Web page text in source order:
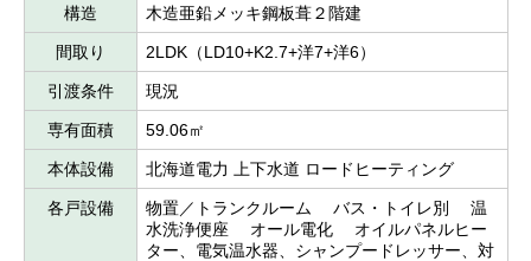
構造 木造亜鉛メッキ鋼板葺２階建
間取り 2LDK（LD10+K2.7+洋7+洋6）
引渡条件 現況
専有面積 59.06㎡
本体設備 北海道電力 上下水道 ロードヒーティング
各戸設備
物置／トランクルーム バス・トイレ別 温
水洗浄便座 オール電化 オイルパネルヒー
ター、電気温水器、シャンプードレッサー、対